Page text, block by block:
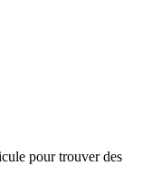
pour trouver des